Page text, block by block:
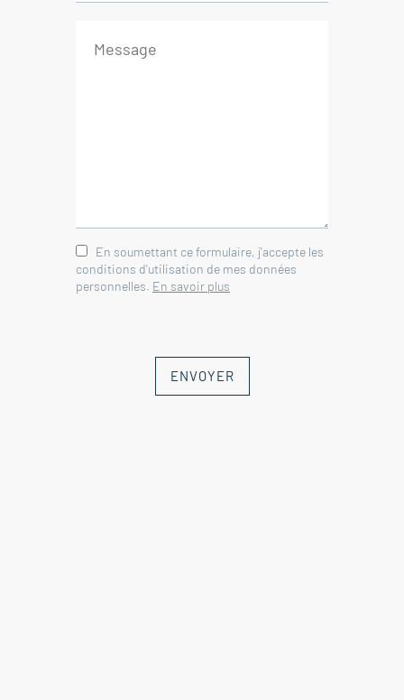
ancien loyer 1700€/mois
- 1er étage -
80m², vendu libre ancien loyer
640€/mois
- Cour commune
- Garage 64 m²
En soumettant ce formulaire, j'accepte les
conditions d'utilisation de mes données
personnelles. En savoir plus
ENVOYER